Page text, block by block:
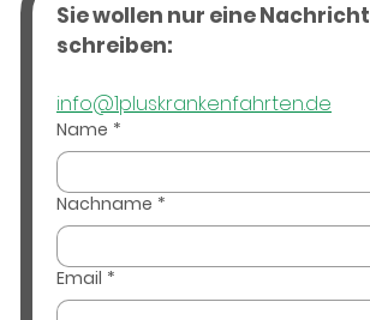
Sie wollen nur eine Nachricht
schreiben:
info@1pluskrankenfahrten.de
Name *
Nachname *
Email *